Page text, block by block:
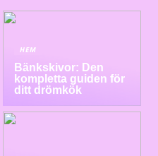
HEM
Bänkskivor: Den
kompletta guiden för
ditt drömkök